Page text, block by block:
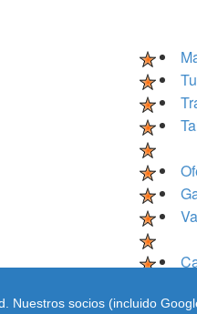
socios (incluido